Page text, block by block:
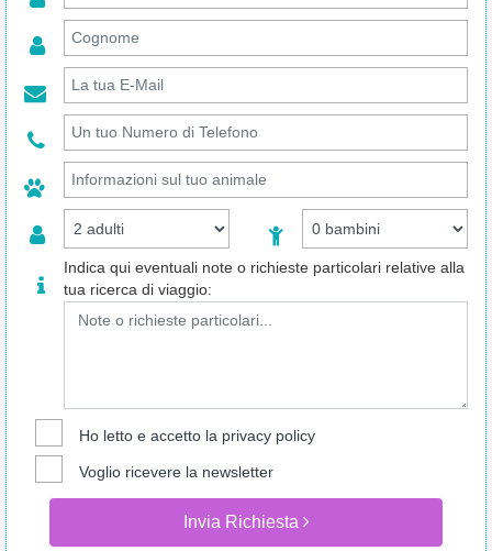
Indica qui eventuali note o richieste particolari relative alla
tua ricerca di viaggio:
Ho letto e accetto la privacy policy
Voglio ricevere la newsletter
Invia Richiesta